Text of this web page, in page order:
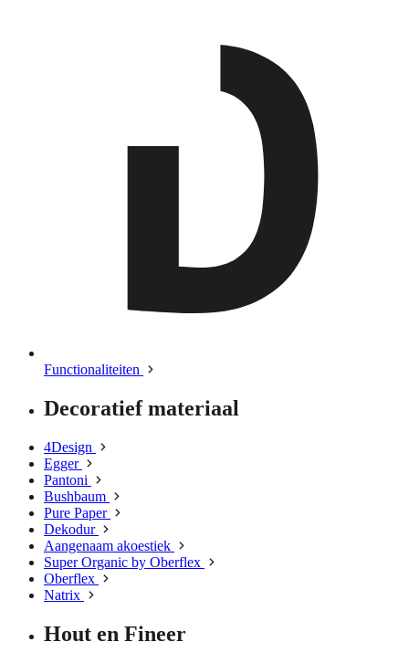
Functionaliteiten
Decoratief materiaal
4Design
Egger
Pantoni
Bushbaum
Pure Paper
Dekodur
Aangenaam akoestiek
Super Organic by Oberflex
Oberflex
Natrix
Hout en Fineer